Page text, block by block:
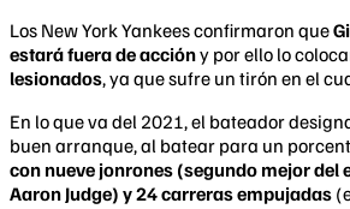
Los New York Yankees confirmaron que
estará fuera de accióny por ello lo
lesionados, ya que sufre un tirón en el
En lo que va del 2021, el bateador
buen arranque, al batear para un
con nueve jonrones (segundo mejor del
Aaron Judge) y 24 carreras empujadas